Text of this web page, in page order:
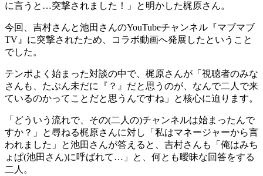
に言うと…突撃されました！」と明かした梶原さん。
今回、吉村さんと池田さんのYouTubeチャンネル『マブマブ
TV』に突撃されたため、コラボ動画へ発展したということ
でした。
テンポよく始まった対談の中で、梶原さんが「視聴者のみな
さんも、たぶん未だに『？』だと思うのが、なんで二人で来
ているのかってことだと思うんですね」と核心に迫ります。
「どういう流れで、その(二人の)チャンネルは始まったんで
すか？」と尋ねる梶原さんに対し「私はマネージャーから言
われました」と池田さんが答えると、吉村さんも「俺はみち
ょぱ(池田さん)に呼ばれて…」と、何とも曖昧な回答をする
二人。